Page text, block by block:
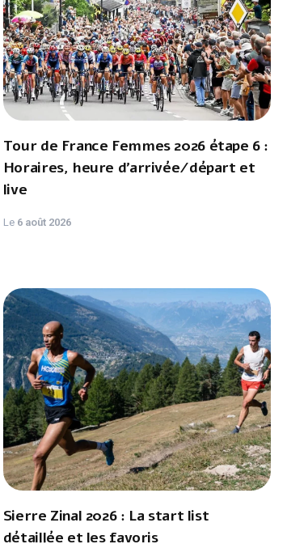
Tour de France Femmes 2026 étape 6 :
Horaires, heure d'arrivée/départ et
live
Le 6 août 2026
Sierre Zinal 2026 : La start list
détaillée et les favoris